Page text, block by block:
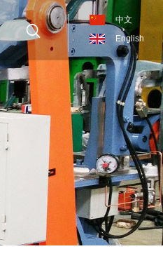
中文
English